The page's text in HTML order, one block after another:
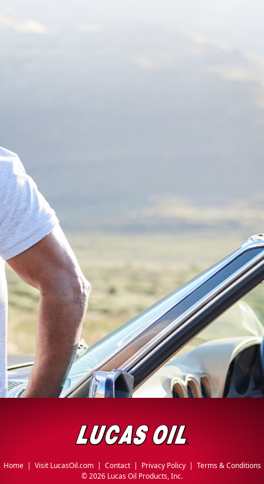
Home | Visit LucasOil.com| Contact| Privacy Policy| Terms & Conditions
©2026 Lucas Oil Products, Inc.